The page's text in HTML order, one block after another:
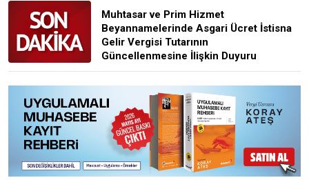
Muhtasar ve Prim Hizmet
Beyannamelerinde Asgari Ücret İstisna
Gelir Vergisi Tutarının
Güncellenmesine İlişkin Duyuru